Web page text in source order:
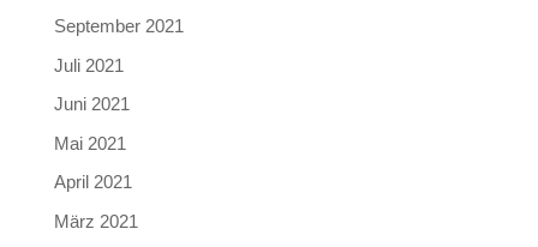
September 2021
Juli 2021
Juni 2021
Mai 2021
April 2021
März 2021